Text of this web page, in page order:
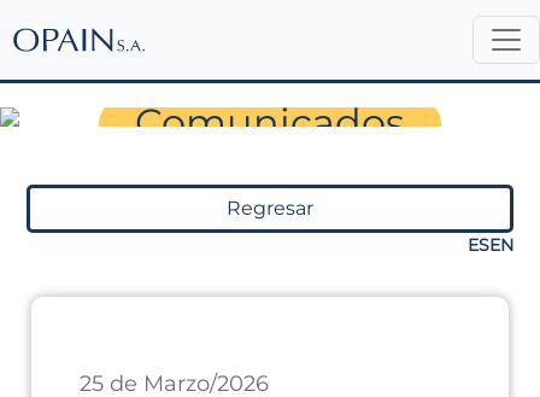
Sala de Prensa
Comunicados
Regresar
ESEN
25 de Marzo/2026